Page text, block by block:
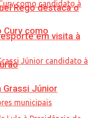
Rego destaca o
em visita à
Cury como
Júnior